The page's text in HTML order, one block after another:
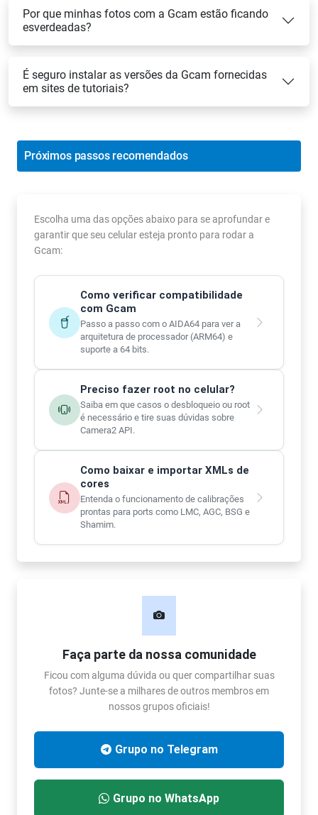
Por que minhas fotos com a Gcam estão ficando
esverdeadas?
É seguro instalar as versões da Gcam fornecidas
em sites de tutoriais?
Próximos passos recomendados
Escolha uma das opções abaixo para se aprofundar e
garantir que seu celular esteja pronto para rodar a
Gcam:
Como verificar compatibilidade
com Gcam
Passo a passo com o AIDA64 para ver a
arquitetura de processador (ARM64) e
suporte a 64 bits.
Preciso fazer root no celular?
Saiba em que casos o desbloqueio ou root
é necessário e tire suas dúvidas sobre
Camera2 API.
Como baixar e importar XMLs de
cores
Entenda o funcionamento de calibrações
prontas para ports como LMC, AGC, BSG e
Shamim.
Faça parte da nossa comunidade
Ficou com alguma dúvida ou quer compartilhar suas
fotos? Junte-se a milhares de outros membros em
nossos grupos oficiais!
Grupo no Telegram
Grupo no WhatsApp